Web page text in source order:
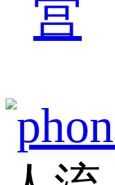
宫